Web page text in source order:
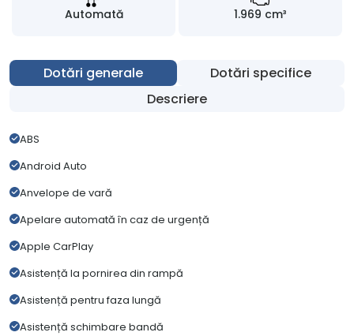
Automată 1.969 cm³
Dotări generale
Dotări specifice
Descriere
ABS
Android Auto
Anvelope de vară
Apelare automată în caz de urgență
Apple CarPlay
Asistență la pornirea din rampă
Asistență pentru faza lungă
Asistență schimbare bandă